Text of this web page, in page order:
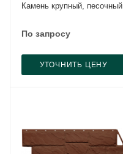
Камень крупный, песочный
По запросу
УТОЧНИТЬ ЦЕНУ